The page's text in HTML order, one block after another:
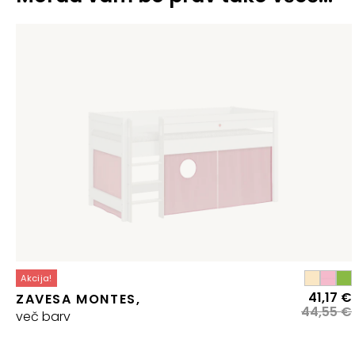
Akcija!
ZAVESA MONTES,
več barv
44,55€
41,17 €